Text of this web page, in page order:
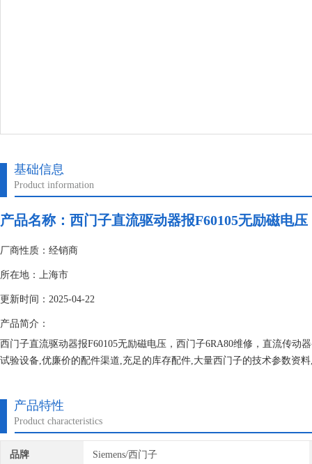
基础信息
Product information
产品名称： 西门子直流驱动器报F60105无励磁电压
厂商性质：经销商
所在地：上海市
更新时间：2025-04-22
产品简介：
西门子直流驱动器报F60105无励磁电压，西门子6RA80维修，直流传
试验设备,优廉价的配件渠道,充足的库存配件,大量西门子的技术参数资
产品特性
Product characteristics
品牌 Siemens/西门子